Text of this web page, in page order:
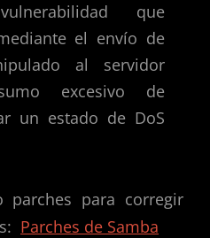
vulnerabilidad que
el envío de
al servidor
excesivo de
un estado de DoS
parches para corregir
Parches de Samba